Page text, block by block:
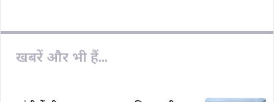
खबरें और भी हैं...